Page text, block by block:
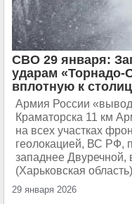
СВО 29 января:
ударам
вплотную к
Армия России
Краматорска 11 км
на всех участках
геолокацией, ВС РФ,
западнее Двуречной,
(Харьковская
29 января 2026